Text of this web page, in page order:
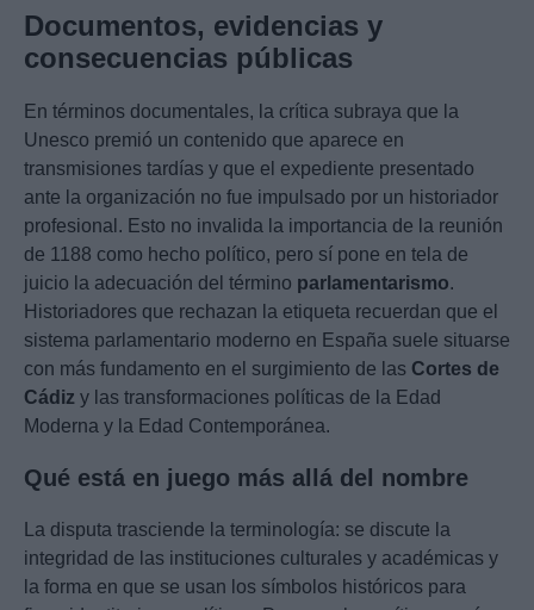
Documentos, evidencias y
consecuencias públicas
En términos documentales, la crítica subraya que la
Unesco premió un contenido que aparece en
transmisiones tardías y que el expediente presentado
ante la organización no fue impulsado por un historiador
profesional. Esto no invalida la importancia de la reunión
de 1188 como hecho político, pero sí pone en tela de
juicio la adecuación del término parlamentarismo.
Historiadores que rechazan la etiqueta recuerdan que el
sistema parlamentario moderno en España suele situarse
con más fundamento en el surgimiento de las Cortes de
Cádiz y las transformaciones políticas de la Edad
Moderna y la Edad Contemporánea.
Qué está en juego más allá del nombre
La disputa trasciende la terminología: se discute la
integridad de las instituciones culturales y académicas y
la forma en que se usan los símbolos históricos para